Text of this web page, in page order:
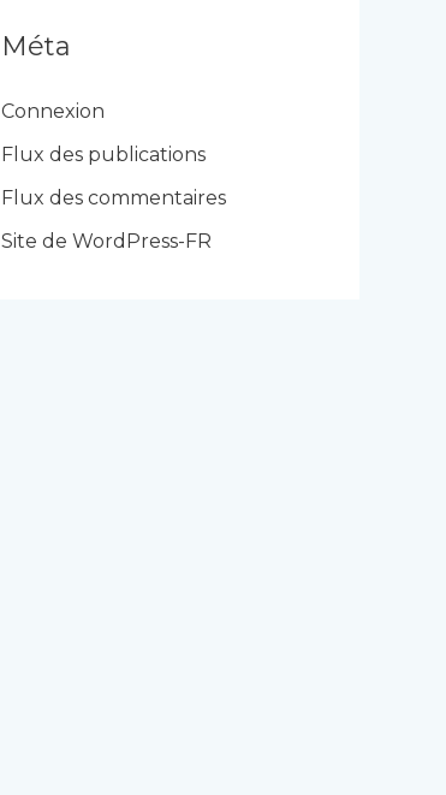
r
i
Méta
Connexion
Flux des publications
Flux des commentaires
Site de WordPress-FR